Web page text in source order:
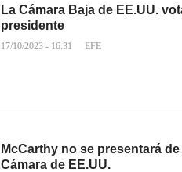
La Cámara Baja de EE.UU.
presidente
17/10/2023 - 16:31 EFE
McCarthy no se presentará
Cámara de EE.UU.